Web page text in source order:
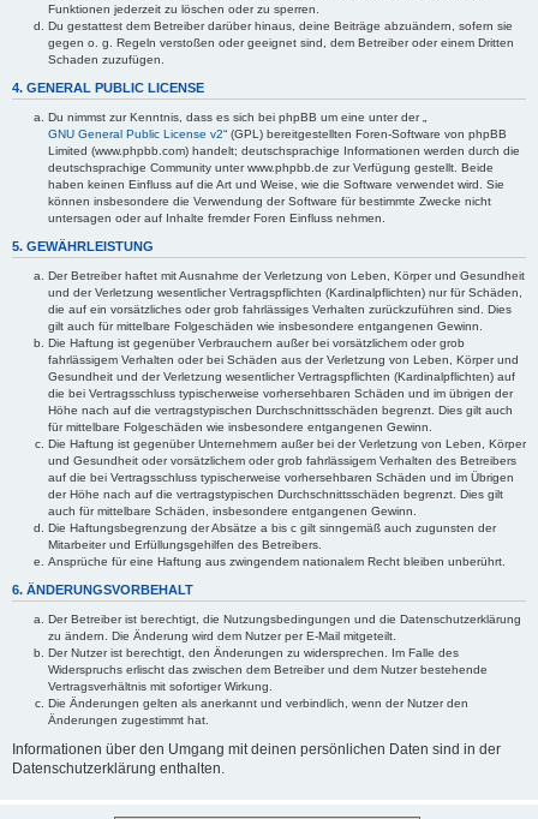
Funktionen jederzeit zu löschen oder zu sperren.
Du gestattest dem Betreiber darüber hinaus, deine Beiträge abzuändern, sofern sie
gegen o. g. Regeln verstoßen oder geeignet sind, dem Betreiber oder einem Dritten
Schaden zuzufügen.
4. GENERAL PUBLIC LICENSE
Du nimmst zur Kenntnis, dass es sich bei phpBB um eine unter der „
GNU General Public License v2“ (GPL) bereitgestellten Foren-Software von phpBB
Limited (www.phpbb.com) handelt; deutschsprachige Informationen werden durch die
deutschsprachige Community unter www.phpbb.de zur Verfügung gestellt. Beide
haben keinen Einfluss auf die Art und Weise, wie die Software verwendet wird. Sie
können insbesondere die Verwendung der Software für bestimmte Zwecke nicht
untersagen oder auf Inhalte fremder Foren Einfluss nehmen.
5. GEWÄHRLEISTUNG
Der Betreiber haftet mit Ausnahme der Verletzung von Leben, Körper und Gesundheit
und der Verletzung wesentlicher Vertragspflichten (Kardinalpflichten) nur für Schäden,
die auf ein vorsätzliches oder grob fahrlässiges Verhalten zurückzuführen sind. Dies
gilt auch für mittelbare Folgeschäden wie insbesondere entgangenen Gewinn.
Die Haftung ist gegenüber Verbrauchern außer bei vorsätzlichem oder grob
fahrlässigem Verhalten oder bei Schäden aus der Verletzung von Leben, Körper und
Gesundheit und der Verletzung wesentlicher Vertragspflichten (Kardinalpflichten) auf
die bei Vertragsschluss typischerweise vorhersehbaren Schäden und im übrigen der
Höhe nach auf die vertragstypischen Durchschnittsschäden begrenzt. Dies gilt auch
für mittelbare Folgeschäden wie insbesondere entgangenen Gewinn.
Die Haftung ist gegenüber Unternehmern außer bei der Verletzung von Leben, Körper
und Gesundheit oder vorsätzlichem oder grob fahrlässigem Verhalten des Betreibers
auf die bei Vertragsschluss typischerweise vorhersehbaren Schäden und im Übrigen
der Höhe nach auf die vertragstypischen Durchschnittsschäden begrenzt. Dies gilt
auch für mittelbare Schäden, insbesondere entgangenen Gewinn.
Die Haftungsbegrenzung der Absätze a bis c gilt sinngemäß auch zugunsten der
Mitarbeiter und Erfüllungsgehilfen des Betreibers.
Ansprüche für eine Haftung aus zwingendem nationalem Recht bleiben unberührt.
6. ÄNDERUNGSVORBEHALT
Der Betreiber ist berechtigt, die Nutzungsbedingungen und die Datenschutzerklärung
zu ändern. Die Änderung wird dem Nutzer per E-Mail mitgeteilt.
Der Nutzer ist berechtigt, den Änderungen zu widersprechen. Im Falle des
Widerspruchs erlischt das zwischen dem Betreiber und dem Nutzer bestehende
Vertragsverhältnis mit sofortiger Wirkung.
Die Änderungen gelten als anerkannt und verbindlich, wenn der Nutzer den
Änderungen zugestimmt hat.
Informationen über den Umgang mit deinen persönlichen Daten sind in der
Datenschutzerklärung enthalten.